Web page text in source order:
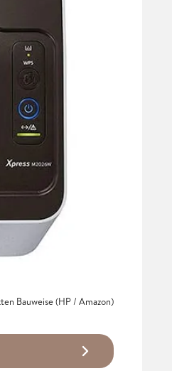
Bauweise (HP / Amazon)